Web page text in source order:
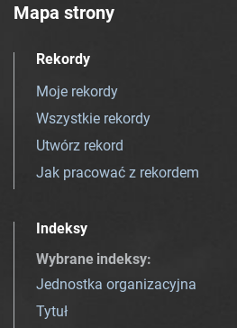
Mapa strony
Rekordy
Moje rekordy
Wszystkie rekordy
Utwórz rekord
Jak pracować z rekordem
Indeksy
Wybrane indeksy:
Jednostka organizacyjna
Tytuł